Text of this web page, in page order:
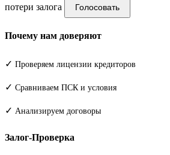
потери залога Голосовать
Почему нам доверяют
✓ Проверяем лицензии кредиторов
✓ Сравниваем ПСК и условия
✓ Анализируем договоры
Залог-Проверка